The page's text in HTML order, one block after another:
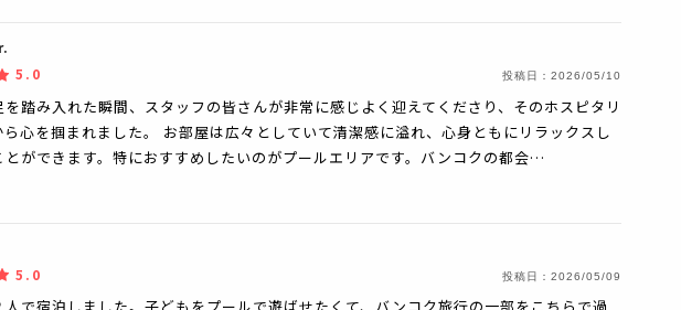
5.0
投稿日： 2026/05/10
踏み入れた瞬間、スタッフの皆さんが非常に感じよく迎えてくださり、そのホスピタリ
心を掴まれました。 お部屋は広々としていて清潔感に溢れ、心身ともにリラックスし
とができます。特におすすめしたいのがプールエリアです。バンコクの都会…
5.0
投稿日： 2026/05/09